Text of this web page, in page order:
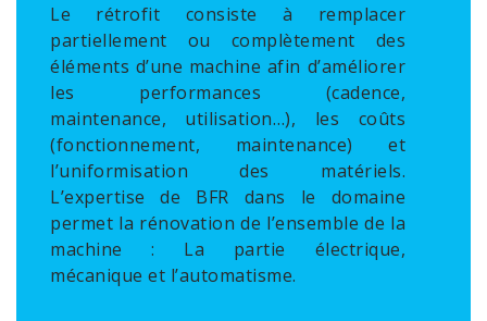
Le rétrofit consiste à remplacer
partiellement ou complètement des
éléments d’une machine afin d’améliorer
les performances (cadence,
maintenance, utilisation…), les coûts
(fonctionnement, maintenance) et
l’uniformisation des matériels.
L’expertise de BFR dans le domaine
permet la rénovation de l’ensemble de la
machine : La partie électrique,
mécanique et l’automatisme.